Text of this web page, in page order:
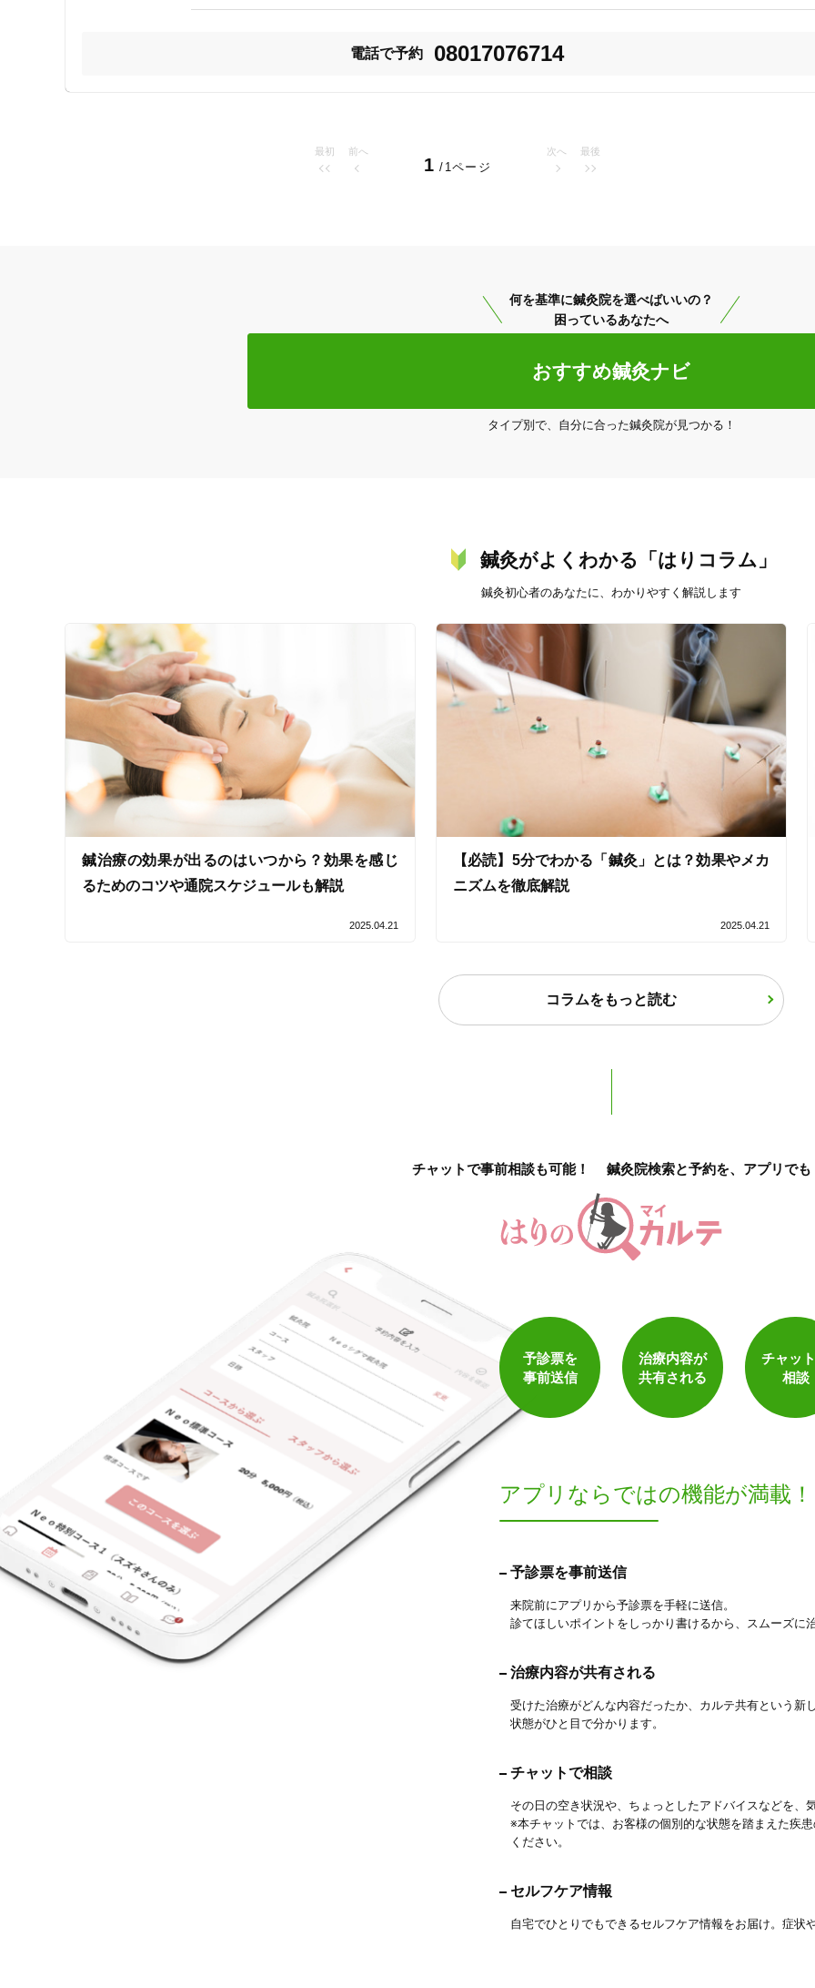
駅近 往療あり
設備の特徴
キッズスペースあり バリアフリー 個室完備
女性向けの特徴
女性スタッフ在籍
接客・サービスの特徴
コロナ対応 オンラインサポートあり 丁寧な説明
トライアルコースあり
当サロンの鍼灸治療は、一般的によく行われる鍼をして、ビリビリと電気を流すという方法はとりません！
鍼が初めての方でも安心して受けられます。
電話で予約 08017076714
最初 前へ
1 /1ページ
次へ 最後
「健康にはりを見た」
何を基準に鍼灸院を選べばいいの？
困っているあなたへ
おすすめ鍼灸ナビ
タイプ別で、自分に合った鍼灸院が見つかる！
鍼灸がよくわかる「はりコラム」
鍼灸初心者のあなたに、わかりやすく解説します
鍼治療の効果が出るのはいつから？効果を感じ
るためのコツや通院スケジュールも解説
2025.04.21
【必読】5分でわかる「鍼灸」とは？効果やメカ
ニズムを徹底解説
2025.04.21
コラムをもっと読む
チャットで事前相談も可能！ 鍼灸院検索と予約を、アプリでも
予診票を
事前送信
治療内容が
共有される
チャッ
相談
アプリならではの機能が満載！
予診票を事前送信
来院前にアプリから予診票を手軽に送信。
診てほしいポイントをしっかり書けるから、スムーズに
治療内容が共有される
受けた治療がどんな内容だったか、カルテ共有という
状態がひと目で分かります。
チャットで相談
その日の空き状況や、ちょっとしたアドバイスなどを、
※本チャットでは、お客様の個別的な状態を踏まえた疾
ください。
セルフケア情報
自宅でひとりでもできるセルフケア情報をお届け。症状